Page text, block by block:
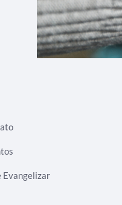
Evangelizar